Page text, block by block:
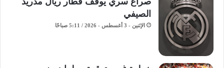
الصيفي
الإثنين - 3 أغسطس - 2026 / 5:11 صباحًا